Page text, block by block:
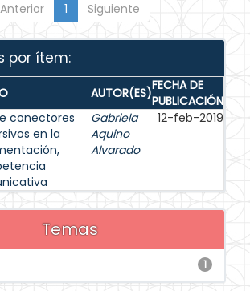
Anterior 1 Siguiente
por ítem:
AUTOR(ES)FECHA DE
PUBLICACIÓN
conectores
en la
Gabriela
Aquino
Alvarado
12-feb-2019
Temas
1